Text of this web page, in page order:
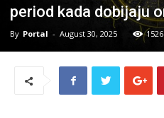
period kada dobijaju
By Portal - August 30, 2025 1526